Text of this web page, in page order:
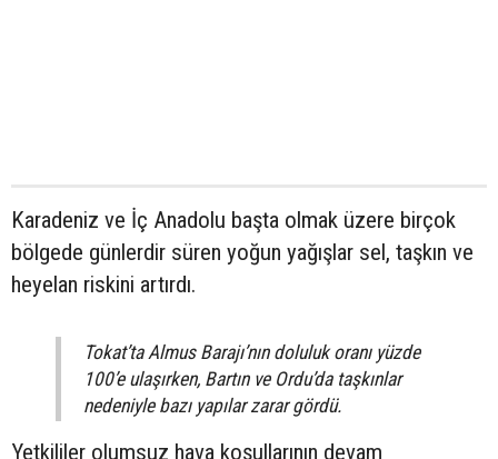
Karadeniz ve İç Anadolu başta olmak üzere birçok
bölgede günlerdir süren yoğun yağışlar sel, taşkın ve
heyelan riskini artırdı.
Tokat’ta Almus Barajı’nın doluluk oranı yüzde
100’e ulaşırken, Bartın ve Ordu’da taşkınlar
nedeniyle bazı yapılar zarar gördü.
Yetkililer olumsuz hava koşullarının devam